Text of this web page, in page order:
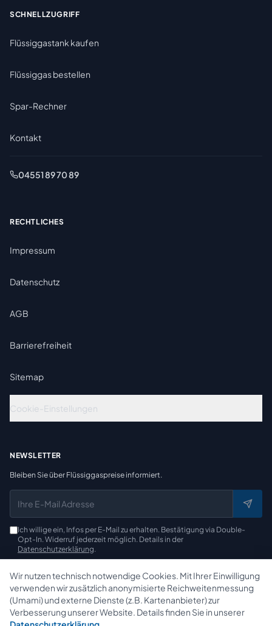
SCHNELLZUGRIFF
Flüssiggastank kaufen
Flüssiggas bestellen
Spar-Rechner
Kontakt
04551 89 70 89
RECHTLICHES
Impressum
Datenschutz
AGB
Barrierefreiheit
Sitemap
Cookie-Einstellungen
NEWSLETTER
Bleiben Sie über Flüssiggaspreise informiert.
Ich willige ein, Infos per E-Mail zu erhalten. Bestätigung via Double-
Opt-In. Widerruf jederzeit möglich. Details in der
Datenschutzerklärung.
©2026 Gas-Service Möller e.K.Alle Rechte vorbehalten.
Wir nutzen technisch notwendige Cookies. Mit Ihrer Einwilligung
verwenden wir zusätzlich anonymisierte Reichweitenmessung
(Umami) und externe Dienste (z.B. Kartenanbieter) zur
Verbesserung unserer Website. Details finden Sie in unserer